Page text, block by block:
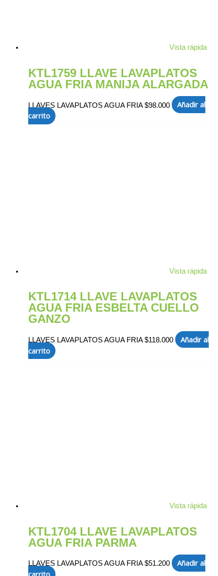
Vista rápida
KTL1759 LLAVE LAVAPLATOS
AGUA FRIA MANIJA ALARGADA
LLAVES LAVAPLATOS AGUA FRIA$98.000
Añadir al
carrito
Vista rápida
KTL1714 LLAVE LAVAPLATOS
AGUA FRIA ESBELTA CUELLO
GANZO
LLAVES LAVAPLATOS AGUA FRIA$118.000
Añadir al
carrito
Vista rápida
KTL1704 LLAVE LAVAPLATOS
AGUA FRIA PARMA
LLAVES LAVAPLATOS AGUA FRIA$51.200
Añadir al